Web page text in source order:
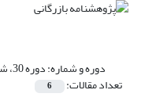
دوره و شماره:دوره 30، شماره 118، بهار 1405، صفحه 1-190
تعداد مقالات: 6